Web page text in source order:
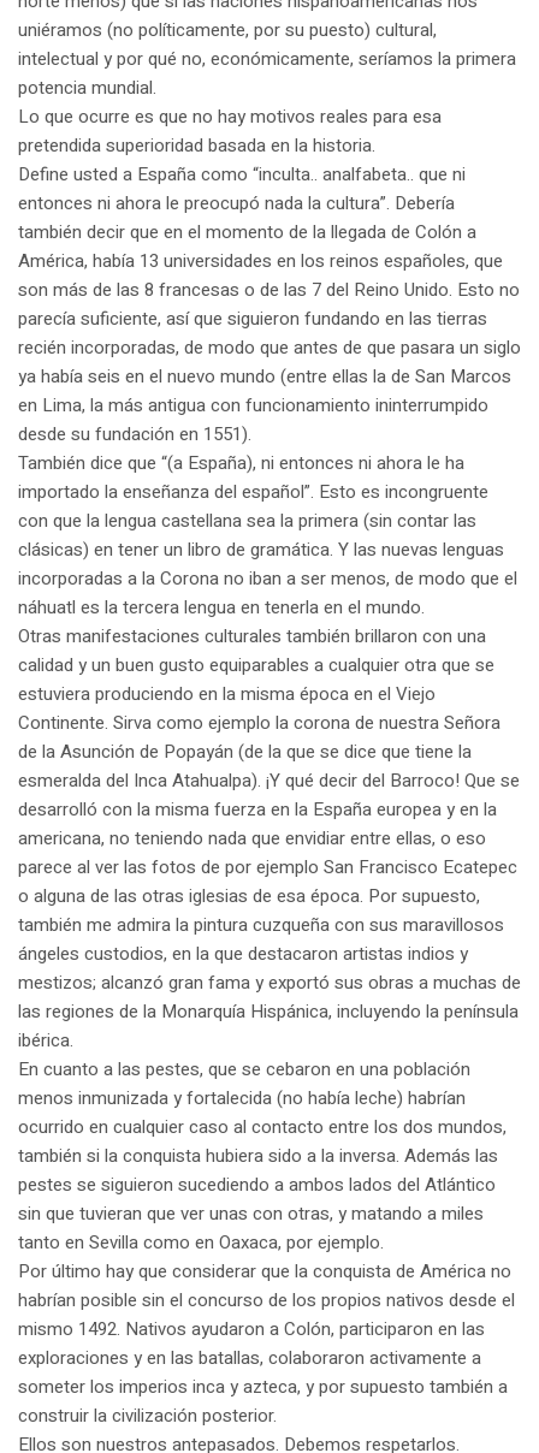
uniéramos (no políticamente, por su puesto) cultural,
intelectual y por qué no, económicamente, seríamos la primera
potencia mundial.
Lo que ocurre es que no hay motivos reales para esa
pretendida superioridad basada en la historia.
Define usted a España como “inculta.. analfabeta.. que ni
entonces ni ahora le preocupó nada la cultura”. Debería
también decir que en el momento de la llegada de Colón a
América, había 13 universidades en los reinos españoles, que
son más de las 8 francesas o de las 7 del Reino Unido. Esto no
parecía suficiente, así que siguieron fundando en las tierras
recién incorporadas, de modo que antes de que pasara un siglo
ya había seis en el nuevo mundo (entre ellas la de San Marcos
en Lima, la más antigua con funcionamiento ininterrumpido
desde su fundación en 1551).
También dice que “(a España), ni entonces ni ahora le ha
importado la enseñanza del español”. Esto es incongruente
con que la lengua castellana sea la primera (sin contar las
clásicas) en tener un libro de gramática. Y las nuevas lenguas
incorporadas a la Corona no iban a ser menos, de modo que el
náhuatl es la tercera lengua en tenerla en el mundo.
Otras manifestaciones culturales también brillaron con una
calidad y un buen gusto equiparables a cualquier otra que se
estuviera produciendo en la misma época en el Viejo
Continente. Sirva como ejemplo la corona de nuestra Señora
de la Asunción de Popayán (de la que se dice que tiene la
esmeralda del Inca Atahualpa). ¡Y qué decir del Barroco! Que se
desarrolló con la misma fuerza en la España europea y en la
americana, no teniendo nada que envidiar entre ellas, o eso
parece al ver las fotos de por ejemplo San Francisco Ecatepec
o alguna de las otras iglesias de esa época. Por supuesto,
también me admira la pintura cuzqueña con sus maravillosos
ángeles custodios, en la que destacaron artistas indios y
mestizos; alcanzó gran fama y exportó sus obras a muchas de
las regiones de la Monarquía Hispánica, incluyendo la península
ibérica.
En cuanto a las pestes, que se cebaron en una población
menos inmunizada y fortalecida (no había leche) habrían
ocurrido en cualquier caso al contacto entre los dos mundos,
también si la conquista hubiera sido a la inversa. Además las
pestes se siguieron sucediendo a ambos lados del Atlántico
sin que tuvieran que ver unas con otras, y matando a miles
tanto en Sevilla como en Oaxaca, por ejemplo.
Por último hay que considerar que la conquista de América no
habrían posible sin el concurso de los propios nativos desde el
mismo 1492. Nativos ayudaron a Colón, participaron en las
exploraciones y en las batallas, colaboraron activamente a
someter los imperios inca y azteca, y por supuesto también a
construir la civilización posterior.
Ellos son nuestros antepasados. Debemos respetarlos.